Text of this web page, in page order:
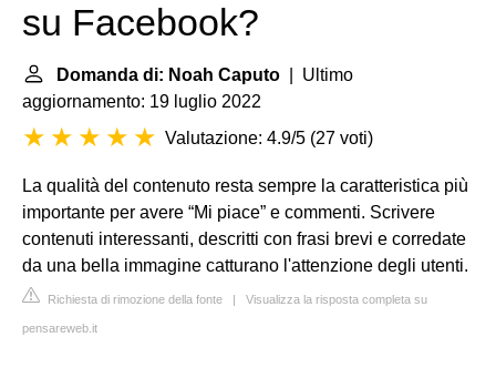
su Facebook?
Domanda di: Noah Caputo | Ultimo
aggiornamento: 19 luglio 2022
Valutazione: 4.9/5 (27 voti)
La qualità del contenuto resta sempre la caratteristica più
importante per avere “Mi piace” e commenti. Scrivere
contenuti interessanti, descritti con frasi brevi e corredate
da una bella immagine catturano l'attenzione degli utenti.
Richiesta di rimozione della fonte | Visualizza la risposta completa su
pensareweb.it